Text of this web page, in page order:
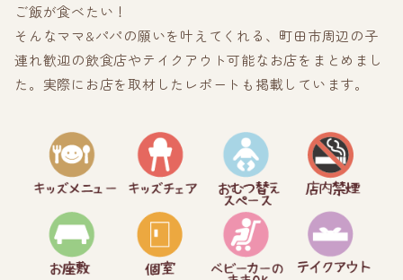
ご飯が食べたい！
そんなママ&パパの願いを叶えてくれる、町田市周辺の子
連れ歓迎の飲食店やテイクアウト可能なお店をまとめまし
た。実際にお店を取材したレポートも掲載しています。